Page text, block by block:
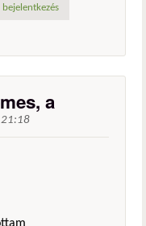
bejelentkezés
a